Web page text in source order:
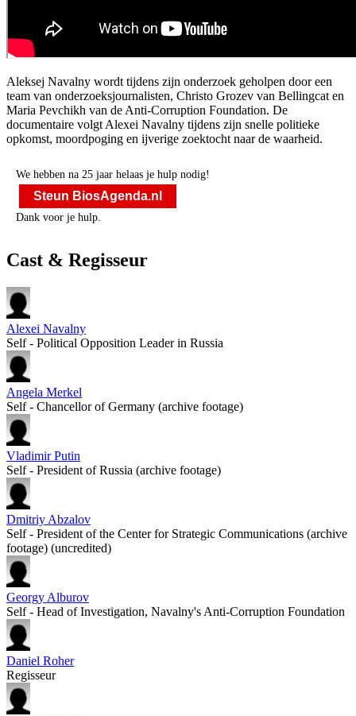
Aleksej Navalny wordt tijdens zijn onderzoek geholpen door een
team van onderzoeksjournalisten, Christo Grozev van Bellingcat en
Maria Pevchikh van de Anti-Corruption Foundation. De
documentaire volgt Alexei Navalny tijdens zijn snelle politieke
opkomst, moordpoging en ijverige zoektocht naar de waarheid.
We hebben na 25 jaar helaas je hulp nodig!
Steun BiosAgenda.nl
Dank voor je hulp.
Cast & Regisseur
Alexei Navalny
Self - Political Opposition Leader in Russia
Angela Merkel
Self - Chancellor of Germany (archive footage)
Vladimir Putin
Self - President of Russia (archive footage)
Dmitriy Abzalov
Self - President of the Center for Strategic Communications (archive
footage) (uncredited)
Georgy Alburov
Self - Head of Investigation, Navalny's Anti-Corruption Foundation
Daniel Roher
Regisseur